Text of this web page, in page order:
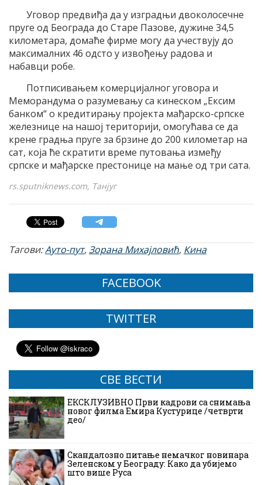
Уговор предвиђа да у изградњи двоколосечне
пруге од Београда до Старе Пазове, дужине 34,5
километара, домаће фирме могу да учествују до
максималних 46 одсто у извођењу радова и
набавци робе.
Потписивањем комерцијалног уговора и
Меморандума о разумевању са кинеском „Ексим
банком“ о кредитирању пројекта мађарско-српске
железнице на нашој територији, омогућава се да
крене градња пруге за брзине до 200 километар на
сат, која ће скратити време путовања између
српске и мађарске престонице на мање од три сата.
rs.sputniknews.com, Танјуг
Тагови:Ауто-пут,Зорана Михајловић, Кина
FACEBOOK
TWITTER
СВЕ ВЕСТИ
ЕКСКЛУЗИВНО Први кадрови са снимања
новог филма Емира Кустурице /четврти
део/
Скандалозно питање немачког новинара
Зеленском у Београду: Како да убијемо
што више Руса